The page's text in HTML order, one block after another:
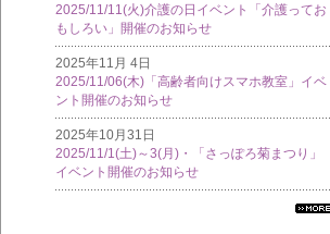
2025/11/11(火)介護の日イベント「介護ってお
もしろい」開催のお知らせ
2025年11月 4日
2025/11/06(木)「高齢者向けスマホ教室」イベ
ント開催のお知らせ
2025年10月31日
2025/11/1(土)～3(月)・「さっぽろ菊まつり」
イベント開催のお知らせ